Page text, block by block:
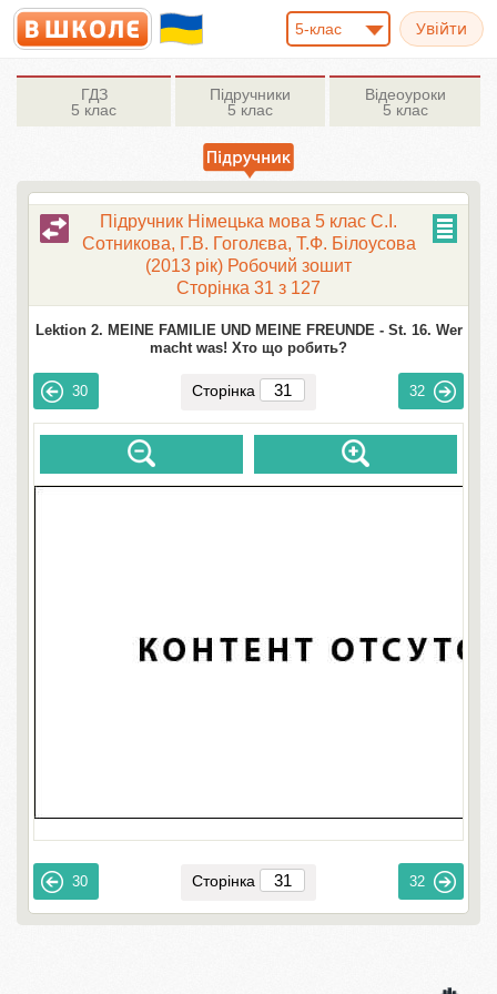
5-клас
ГДЗ
5 клас
Підручники
5 клас
Відеоуроки
5 клас
Підручник Німецька мова 5 клас С.І.
Сотникова, Г.В. Гоголєва, Т.Ф. Білоусова
(2013 рік) Робочий зошит
Сторінка 31 з 127
Lektion 2. MEINE FAMILIE UND MEINE FREUNDE - St. 16. Wer
macht was! Хто що робить?
30 Сторінка 32
30 Сторінка 32